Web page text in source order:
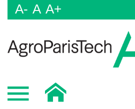
A- A A+